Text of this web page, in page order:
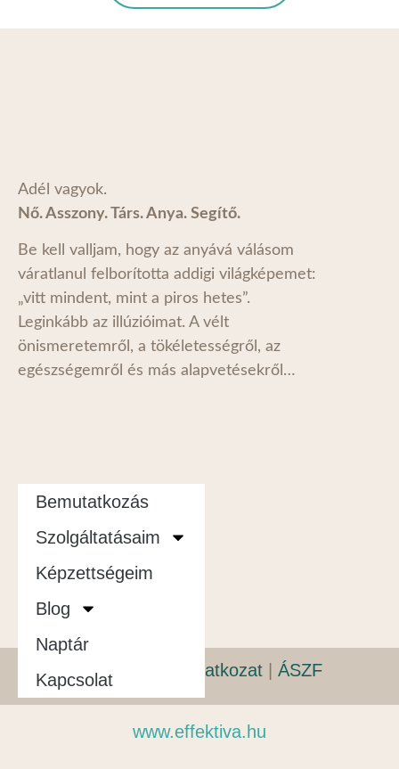
Adél vagyok.
Nő. Asszony. Társ. Anya. Segítő.
Be kell valljam, hogy az anyává válásom
váratlanul felborította addigi világképemet:
„vitt mindent, mint a piros hetes”.
Leginkább az illúzióimat. A vélt
önismeretemről, a tökéletességről, az
egészségemről és más alapvetésekről…
Bemutatkozás
Szolgáltatásaim
Képzettségeim
Blog
Naptár
KapcsolatAdatvédelmi nyilatkozat ÁSZF
www.effektiva.hu